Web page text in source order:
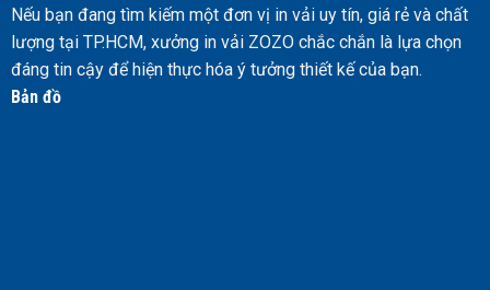
Nếu bạn đang tìm kiếm một đơn vị in vải uy tín, giá rẻ và chất
lượng tại TP.HCM, xưởng in vải ZOZO chắc chắn là lựa chọn
đáng tin cậy để hiện thực hóa ý tưởng thiết kế của bạn.
Bản đồ